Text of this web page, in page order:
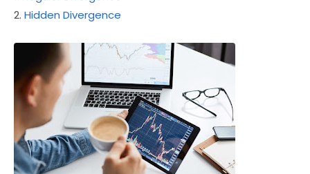
2. Hidden Divergence